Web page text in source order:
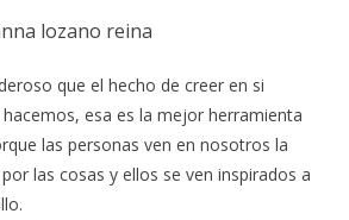
lozano reina
que el hecho de creer en si
esa es la mejor herramienta
las personas ven en nosotros la
las cosas y ellos se ven inspirados a